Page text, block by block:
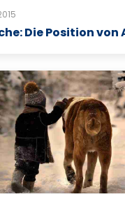
Die Position von